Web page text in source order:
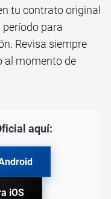
tu contrato original
período para
Revisa siempre
al momento de
aquí:
iOS